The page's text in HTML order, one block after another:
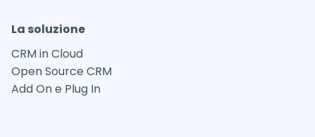
La soluzione
CRM in Cloud
Open Source CRM
Add On e Plug In